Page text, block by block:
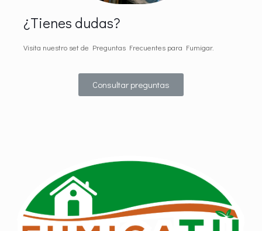
¿Tienes dudas?
Visita nuestro set de Preguntas Frecuentes para Fumigar.
Consultar preguntas